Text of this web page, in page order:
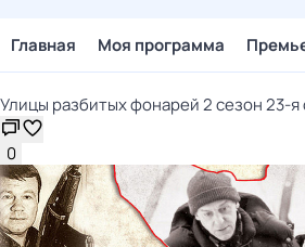
Главная Моя программа
Улицы разбитых фонарей 2 сезон 23-я
0